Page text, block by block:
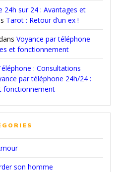
24h sur 24 : Avantages et
Tarot : Retour d’un ex !
Voyance par téléphone
et fonctionnement
: Consultations
par téléphone 24h/24 :
fonctionnement
son homme